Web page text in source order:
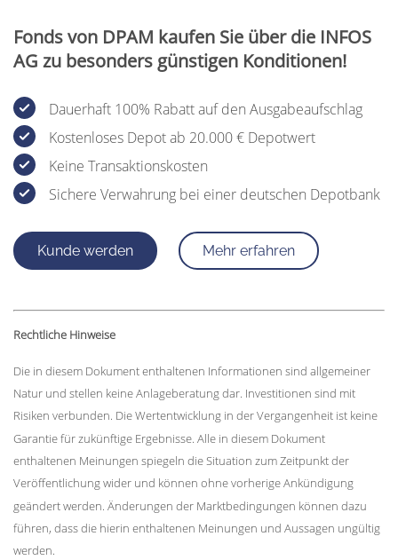
Fonds von DPAM kaufen Sie über die INFOS
AG zu besonders günstigen Konditionen!
Dauerhaft 100% Rabatt auf den Ausgabeaufschlag
Kostenloses Depot ab 20.000 € Depotwert
Keine Transaktionskosten
Sichere Verwahrung bei einer deutschen Depotbank
Kunde werden Mehr erfahren
Rechtliche Hinweise
Die in diesem Dokument enthaltenen Informationen sind allgemeiner
Natur und stellen keine Anlageberatung dar. Investitionen sind mit
Risiken verbunden. Die Wertentwicklung in der Vergangenheit ist keine
Garantie für zukünftige Ergebnisse. Alle in diesem Dokument
enthaltenen Meinungen spiegeln die Situation zum Zeitpunkt der
Veröffentlichung wider und können ohne vorherige Ankündigung
geändert werden. Änderungen der Marktbedingungen können dazu
führen, dass die hierin enthaltenen Meinungen und Aussagen ungültig
werden.